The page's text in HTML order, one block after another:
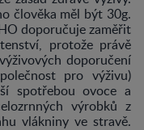
člověka měl být 30g.
doporučuje zaměřit
protože právě
doporučení
pro výživu)
spotřebou ovoce a
výrobků z
vlákniny ve stravě.